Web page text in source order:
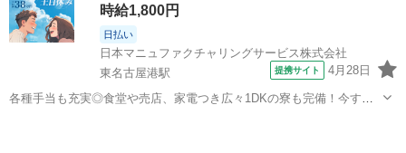
時給1,800円
日払い
日本マニュファクチャリングサービス株式会社
東名古屋港駅
提携サイト 4月28日
各種手当も充実◎食堂や売店、家電つき広々1DKの寮も完備！今すぐ